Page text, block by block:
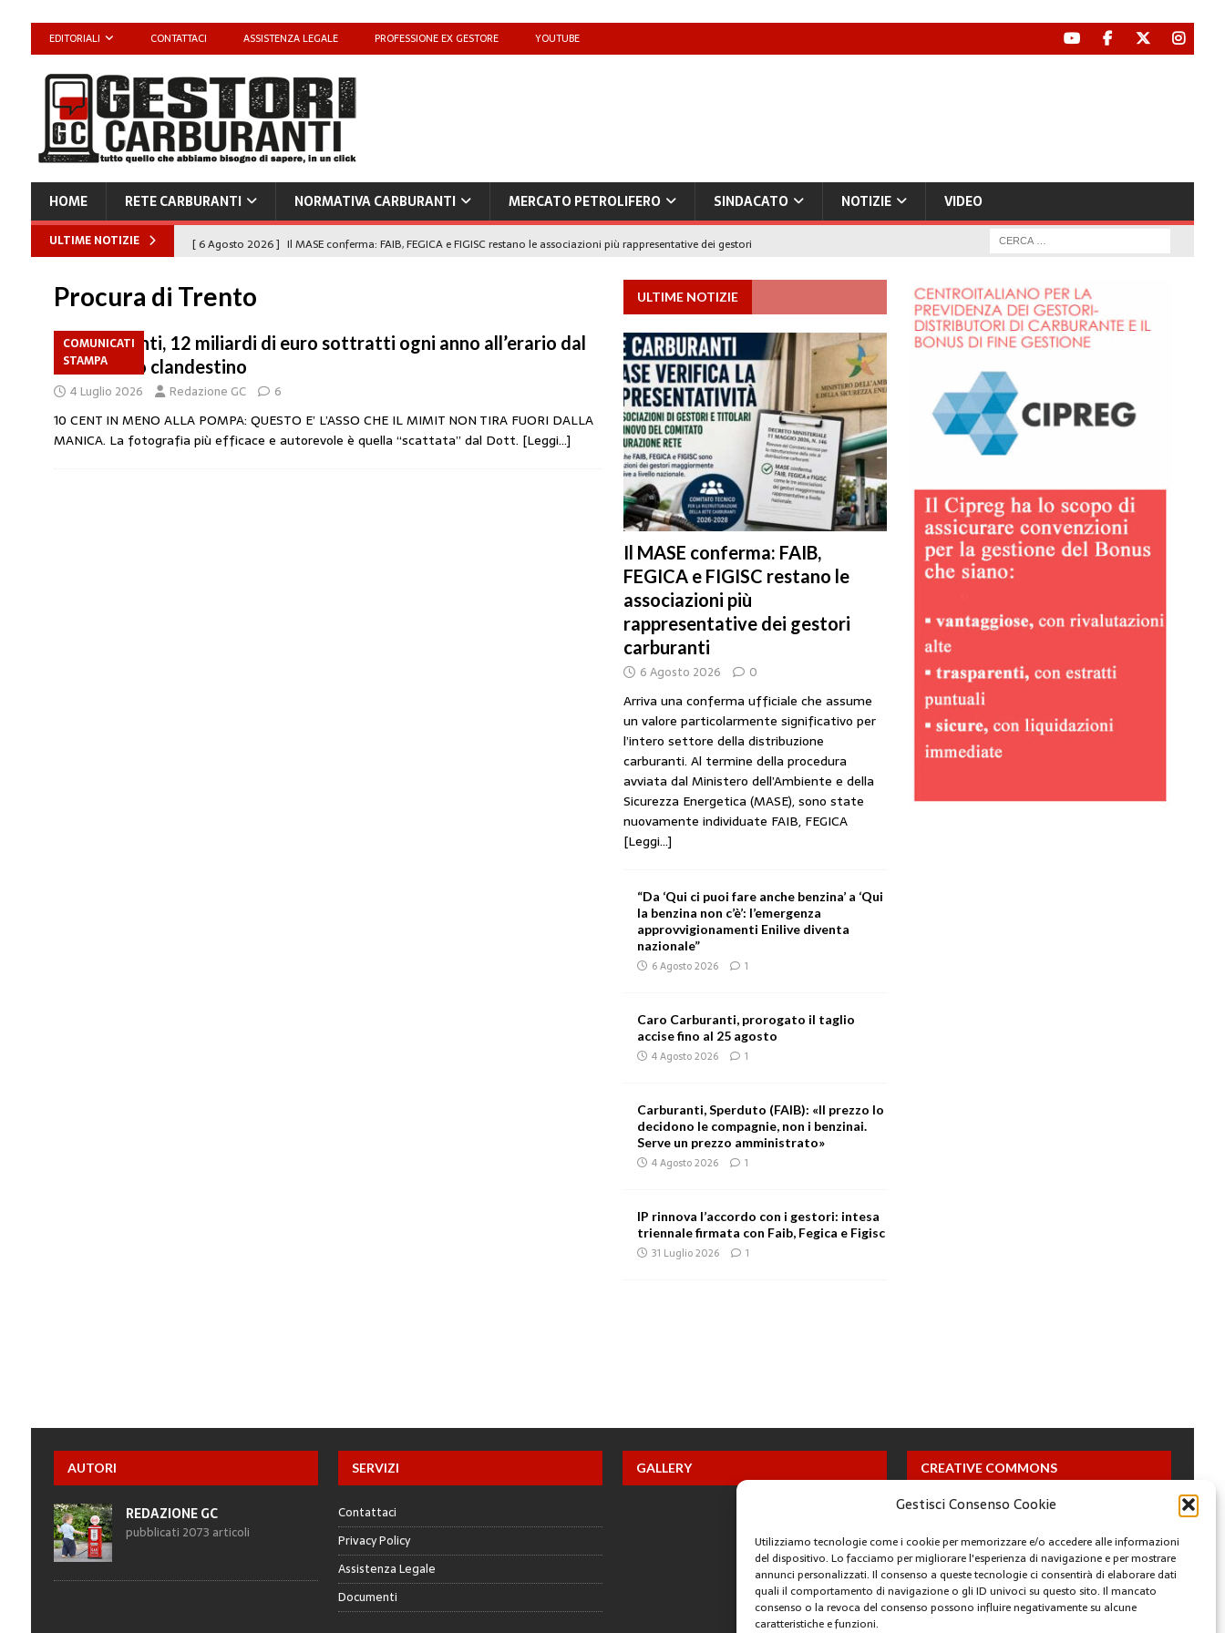
Gestisci Consenso Cookie
Utilizziamo tecnologie come i cookie per memorizzare e/o accedere alle informazioni
del dispositivo. Lo facciamo per migliorare l'esperienza di navigazione e per mostrare
annunci personalizzati. Il consenso a queste tecnologie ci consentirà di elaborare dati
quali il comportamento di navigazione o gli ID univoci su questo sito. Il mancato
consenso o la revoca del consenso possono influire negativamente su alcune
caratteristiche e funzioni.
EDITORIALI CONTATTACI ASSISTENZA LEGALE PROFESSIONE EX GESTORE YOUTUBE
HOME RETE CARBURANTI NORMATIVA CARBURANTI MERCATO PETROLIFERO SINDACATO NOTIZIE VIDEO
ULTIME NOTIZIE [ 6 Agosto 2026 ] Il MASE conferma: FAIB, FEGICA e FIGISC restano le associazioni più rappresentative dei gestori
[ 6 Agosto 2026 ]
“Da ‘Qui ci puoi fare anche benzina’ a ‘Qui la benzina non c’è’: l’emergenza approvvigionamenti
Enilive diventa nazionale”
EDITORIALI
[ 4 Agosto 2026 ]
MERCATO PREZZI CARBURANTI
[ 4 Agosto 2026 ]
Carburanti, Sperduto (FAIB): «Il prezzo lo decidono le compagnie, non i benzinai. Serve un prezzo
amministrato»
MERCATO PREZZI CARBURANTI
IP rinnova l’accordo con i gestori: intesa triennale firmata con Faib, Fegica e Figisc
COMUNICATI
Carburanti, i sindacati al Mimit: “I gestori non decidono i prezzi. Basta scaricare su di loro le
Taglio delle accise, il prezzo è libero: i controlli non diventino una presunzione di colpevolezza
CARBURANTI. CONTROLLI SUI PRODOTTI ADULTERATI: ALTRA SITUAZIONE GRAVE MA NON SERIA
Procura di Trento
COMUNICATI
STAMPA
Carburanti, 12 miliardi di euro sottratti ogni anno all’erario dal
commercio clandestino
4 Luglio 2026 Redazione GC 6
10 CENT IN MENO ALLA POMPA: QUESTO E’ L’ASSO CHE IL MIMIT NON TIRA FUORI DALLA
MANICA. La fotografia più efficace e autorevole è quella “scattata” dal Dott. [Leggi…]
ULTIME NOTIZIE
Il MASE conferma: FAIB,
FEGICA e FIGISC restano le
associazioni più
rappresentative dei gestori
carburanti
6 Agosto 2026 0
Arriva una conferma ufficiale che assume
un valore particolarmente significativo per
l’intero settore della distribuzione
carburanti. Al termine della procedura
avviata dal Ministero dell’Ambiente e della
Sicurezza Energetica (MASE), sono state
nuovamente individuate FAIB, FEGICA
[Leggi...]
“Da ‘Qui ci puoi fare anche benzina’ a ‘Qui
la benzina non c’è’: l’emergenza
approvvigionamenti Enilive diventa
nazionale”
6 Agosto 2026 1
Caro Carburanti, prorogato il taglio
accise fino al 25 agosto
4 Agosto 2026 1
Carburanti, Sperduto (FAIB): «Il prezzo lo
decidono le compagnie, non i benzinai.
Serve un prezzo amministrato»
4 Agosto 2026 1
IP rinnova l’accordo con i gestori: intesa
triennale firmata con Faib, Fegica e Figisc
31 Luglio 2026 1
AUTORI
REDAZIONE GC
pubblicati 2073 articoli
SERVIZI
Contattaci
Privacy Policy
Assistenza Legale
Documenti
GALLERY CREATIVE COMMONS
Questa opera è concessa in licenza con i termini
ARCHIVI